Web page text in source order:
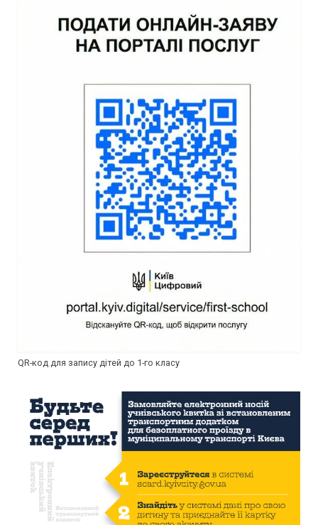
QR-код для запису дітей до 1-го класу